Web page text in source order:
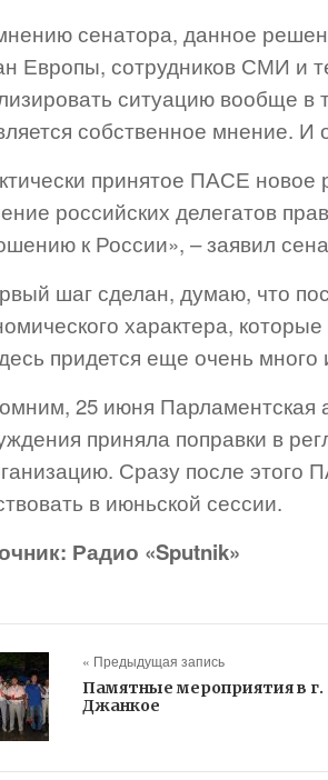
сенатора, данное
Европы, сотрудников СМИ и
ситуацию вообще в
собственное мнение.
принятое ПАСЕ новое
российских делегатов
к России», – заявил
шаг сделан, думаю, что
характера,
придется еще очень много
25 июня Парламентская
приняла поправки в
Сразу после этого
в июньской сессии.
Радио «Sputnik»
« Предыдущая запись
Памятные мероприятия в г.
Джанкое